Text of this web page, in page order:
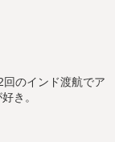
のインド渡航でア
き。